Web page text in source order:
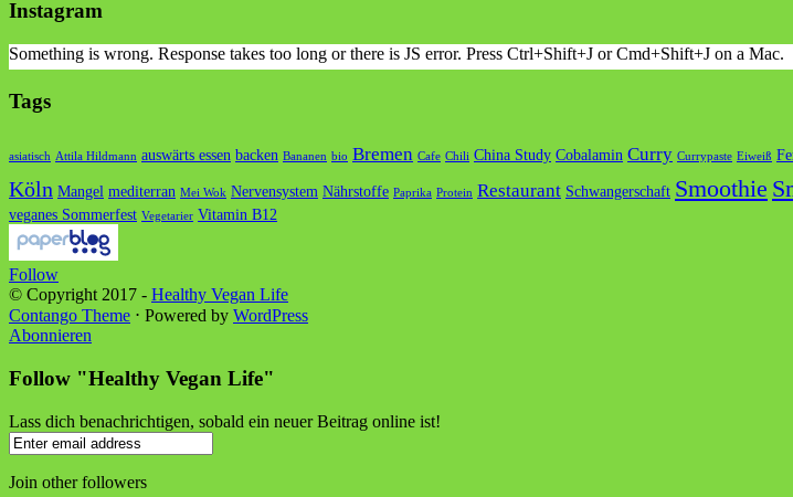
Instagram
Something is wrong. Response takes too long or there is JS error. Press Ctrl+Shift+J or Cmd+Shift+J on a Mac.
Tags
asiatisch Attila Hildmann auswärts essen backen Bananen bio Bremen Cafe Chili China Study Cobalamin Curry Currypaste Eiweiß
Köln Mangel mediterran Mei Wok Nervensystem Nährstoffe Paprika Protein Restaurant Schwangerschaft Smoothie
veganes Sommerfest Vegetarier Vitamin B12
Follow
© Copyright 2017 - Healthy Vegan Life
Contango Theme ⋅ Powered by WordPress
Abonnieren
Follow "Healthy Vegan Life"
Lass dich benachrichtigen, sobald ein neuer Beitrag online ist!
Join other followers